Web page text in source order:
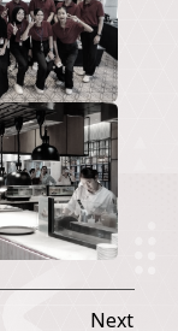
Next